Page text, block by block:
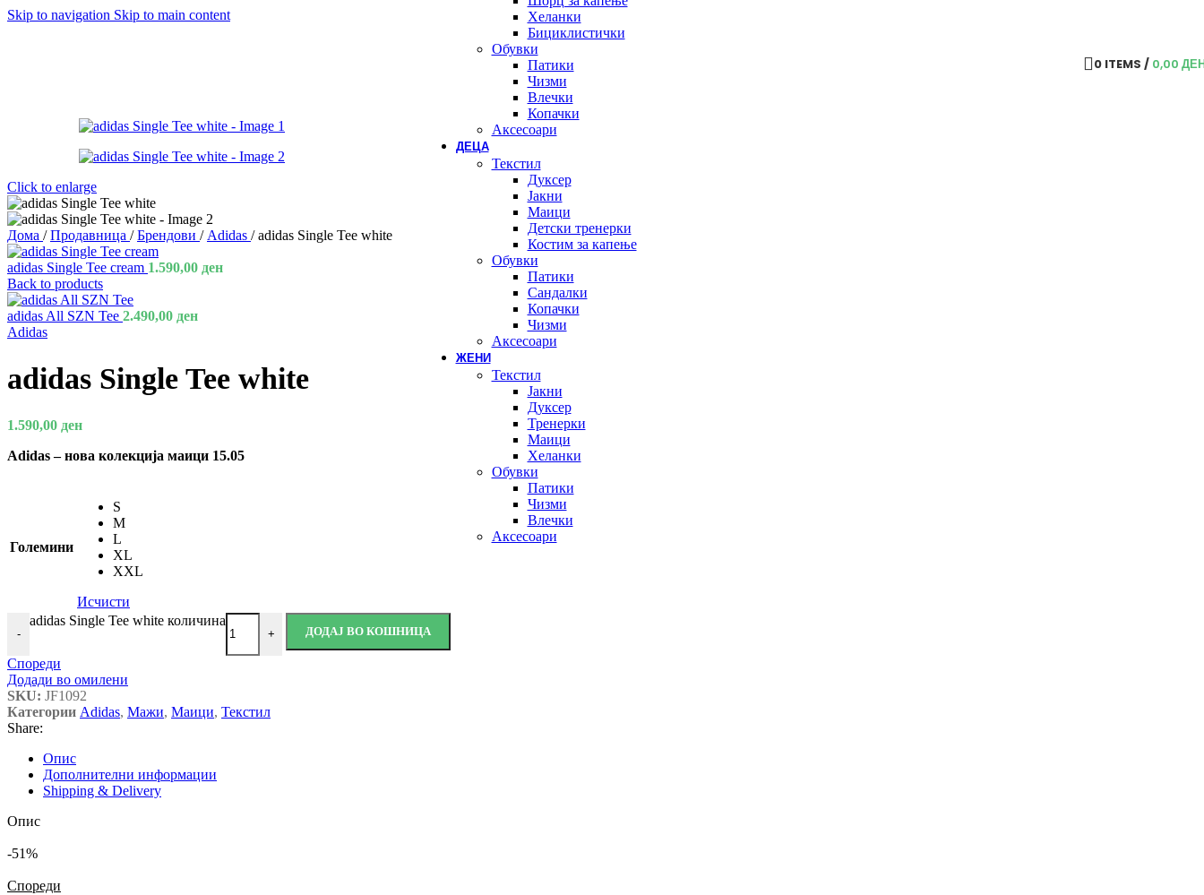
Skip to navigation Skip to main content
Хеланки
Бициклистички
Обувки
Патики
Чизми
Влечки
Копачки
Аксесоари
ДЕЦА
Текстил
Дуксер
Јакни
Маици
Детски тренерки
Костим за капење
Обувки
Патики
Сандалки
Копачки
Чизми
Аксесоари
ЖЕНИ
Текстил
Јакни
Дуксер
Тренерки
Маици
Хеланки
Обувки
Патики
Чизми
Влечки
Аксесоари
0 ITEMS / 0,00
Click to enlarge
Дома / Продавница / Брендови / Adidas / adidas Single Tee white
adidas Single Tee cream 1.590,00 ден
Back to products
adidas All SZN Tee 2.490,00 ден
Adidas
adidas Single Tee white
1.590,00 ден
Adidas – нова колекција маици 15.05
Големини
S
M
L
XL
XXL
Исчисти
-
adidas Single Tee white количина
+ ДОДАЈ ВО КОШНИЦА
Спореди
Додади во омилени
SKU: JF1092
Категории Adidas, Мажи, Маици, Текстил
Share:
Опис
Дополнителни информации
Shipping & Delivery
Опис
-51%
Спореди